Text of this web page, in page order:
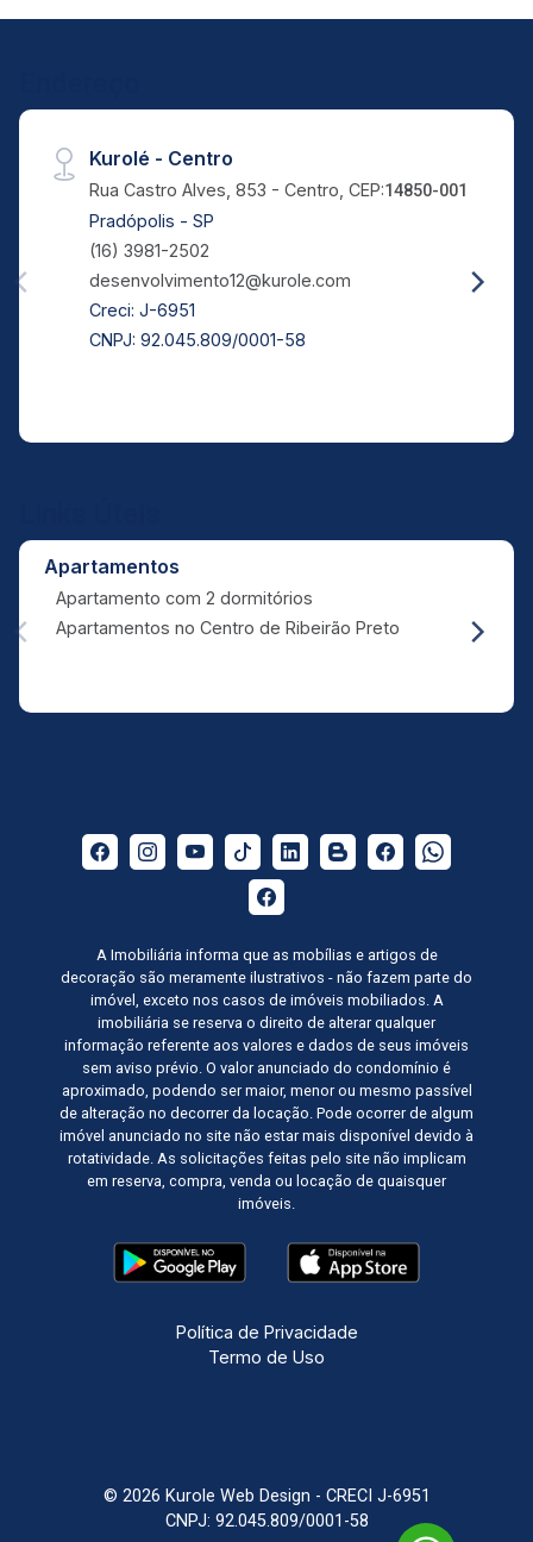
Kurolé - Centro
Rua Castro Alves, 853 - Centro, CEP:14850-001
Pradópolis - SP
(16) 3981-2502
desenvolvimento12@kurole.com
Creci: J-6951
CNPJ: 92.045.809/0001-58
Apartamentos
Apartamento com 2 dormitórios
Apartamentos no Centro de Ribeirão Preto
A Imobiliária informa que as mobílias e artigos de
decoração são meramente ilustrativos - não fazem parte do
imóvel, exceto nos casos de imóveis mobiliados. A
imobiliária se reserva o direito de alterar qualquer
informação referente aos valores e dados de seus imóveis
sem aviso prévio. O valor anunciado do condomínio é
aproximado, podendo ser maior, menor ou mesmo passível
de alteração no decorrer da locação. Pode ocorrer de algum
imóvel anunciado no site não estar mais disponível devido à
rotatividade. As solicitações feitas pelo site não implicam
em reserva, compra, venda ou locação de quaisquer
imóveis.
Política de Privacidade
Termo de Uso
© 2026 Kurole Web Design - CRECI J-6951
CNPJ: 92.045.809/0001-58